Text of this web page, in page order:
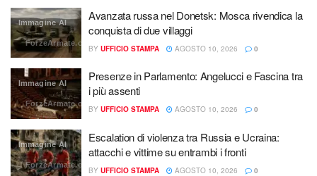
Immagine AI
ForzeArmate.org
Avanzata russa nel Donetsk: Mosca rivendica la
conquista di due villaggi
BY UFFICIO STAMPA AGOSTO 10, 2026 0
Immagine AI
ForzeArmate.org
Presenze in Parlamento: Angelucci e Fascina tra
i più assenti
BY UFFICIO STAMPA AGOSTO 10, 2026 0
Immagine AI
ForzeArmate.org
Escalation di violenza tra Russia e Ucraina:
attacchi e vittime su entrambi i fronti
BY UFFICIO STAMPA AGOSTO 10, 2026 0